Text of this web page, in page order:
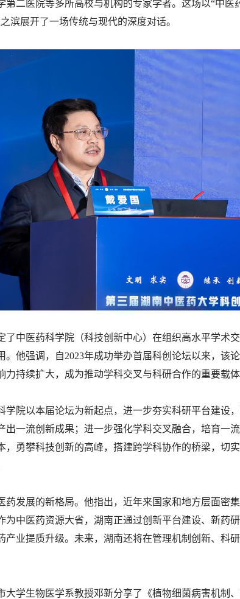
第二医院等多所高校与机构的专家学者。这场以“中医
滨展开了一场传统与现代的深度对话。
了中医药科学院（科技创新中心）在组织高水平学术
。他强调，自2023年成功举办首届科创论坛以来，该
持续扩大，成为推动学科交叉与科研合作的重要载体
学院以本届论坛为新起点，进一步夯实科研平台建设
出一流创新成果；进一步强化学科交叉融合，培育一
，勇攀科技创新的高峰，搭建跨学科协作的桥梁，切
药发展的新格局。他指出，近年来国家和地方层面密
为中医药资源大省，湖南正通过创新平台建设、新药
产业提质升级。未来，湖南还将在管理机制创新、科
大学生物医学系教授邓新分享了《植物细菌病害机制